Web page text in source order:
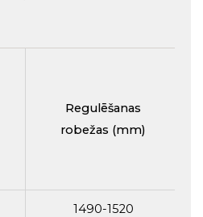
Regulēšanas
robežas (mm)
1490-1520